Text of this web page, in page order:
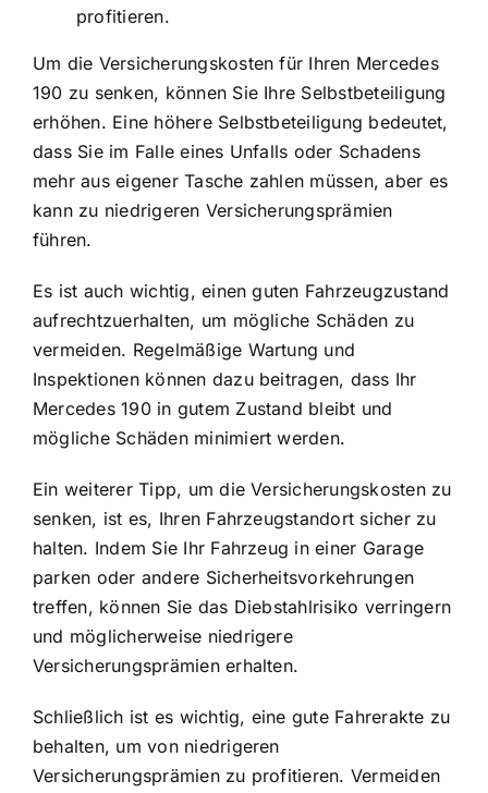
profitieren.
Um die Versicherungskosten für Ihren Mercedes
190 zu senken, können Sie Ihre Selbstbeteiligung
erhöhen. Eine höhere Selbstbeteiligung bedeutet,
dass Sie im Falle eines Unfalls oder Schadens
mehr aus eigener Tasche zahlen müssen, aber es
kann zu niedrigeren Versicherungsprämien
führen.
Es ist auch wichtig, einen guten Fahrzeugzustand
aufrechtzuerhalten, um mögliche Schäden zu
vermeiden. Regelmäßige Wartung und
Inspektionen können dazu beitragen, dass Ihr
Mercedes 190 in gutem Zustand bleibt und
mögliche Schäden minimiert werden.
Ein weiterer Tipp, um die Versicherungskosten zu
senken, ist es, Ihren Fahrzeugstandort sicher zu
halten. Indem Sie Ihr Fahrzeug in einer Garage
parken oder andere Sicherheitsvorkehrungen
treffen, können Sie das Diebstahlrisiko verringern
und möglicherweise niedrigere
Versicherungsprämien erhalten.
Schließlich ist es wichtig, eine gute Fahrerakte zu
behalten, um von niedrigeren
Versicherungsprämien zu profitieren. Vermeiden